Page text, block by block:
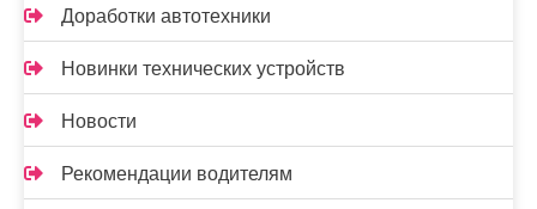
Доработки автотехники
Новинки технических устройств
Новости
Рекомендации водителям